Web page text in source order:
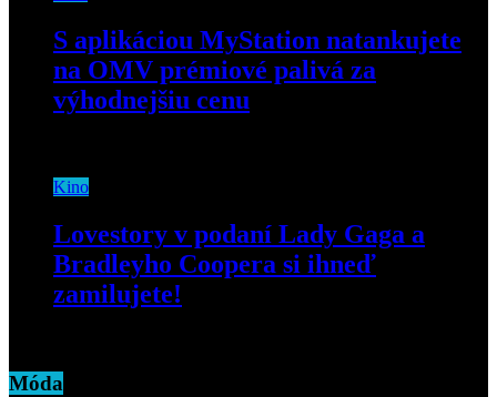
S aplikáciou MyStation natankujete
na OMV prémiové palivá za
výhodnejšiu cenu
Kino
Lovestory v podaní Lady Gaga a
Bradleyho Coopera si ihneď
zamilujete!
Móda